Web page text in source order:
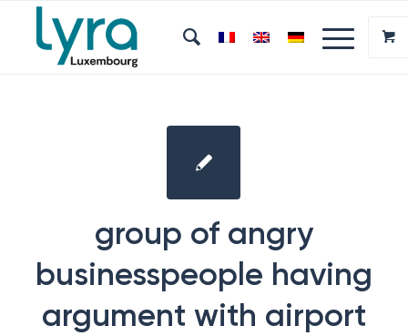
group of angry
businesspeople having
argument with airport